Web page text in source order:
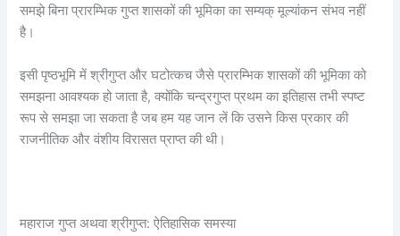
समझे बिना प्रारम्भिक गुप्त शासकों की भूमिका का सम्यक् मूल्यांकन संभव नहीं
है।
इसी पृष्ठभूमि में श्रीगुप्त और घटोत्कच जैसे प्रारम्भिक शासकों की भूमिका को
समझना आवश्यक हो जाता है, क्योंकि चन्द्रगुप्त प्रथम का इतिहास तभी स्पष्ट
रूप से समझा जा सकता है जब हम यह जान लें कि उसने किस प्रकार की
राजनीतिक और वंशीय विरासत प्राप्त की थी।
महाराज गुप्त अथवा श्रीगुप्त: ऐतिहासिक समस्या